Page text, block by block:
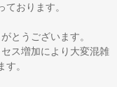
おります。
とうございます。
ス増加により大変混雑
。